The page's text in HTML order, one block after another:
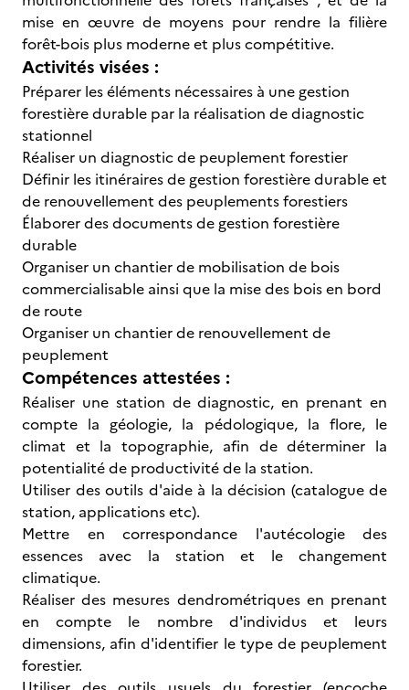
mise en œuvre de moyens pour rendre la filière
forêt-bois plus moderne et plus compétitive.
Activités visées :
Préparer les éléments nécessaires à une gestion
forestière durable par la réalisation de diagnostic
stationnel
Réaliser un diagnostic de peuplement forestier
Définir les itinéraires de gestion forestière durable et
de renouvellement des peuplements forestiers
Élaborer des documents de gestion forestière
durable
Organiser un chantier de mobilisation de bois
commercialisable ainsi que la mise des bois en bord
de route
Organiser un chantier de renouvellement de
peuplement
Compétences attestées :
Réaliser une station de diagnostic, en prenant en
compte la géologie, la pédologique, la flore, le
climat et la topographie, afin de déterminer la
potentialité de productivité de la station.
Utiliser des outils d'aide à la décision (catalogue de
station, applications etc).
Mettre en correspondance l'autécologie des
essences avec la station et le changement
climatique.
Réaliser des mesures dendrométriques en prenant
en compte le nombre d'individus et leurs
dimensions, afin d'identifier le type de peuplement
forestier.